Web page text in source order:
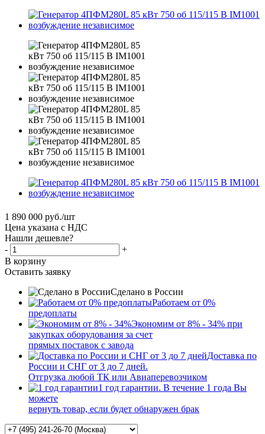
1 890 000 руб./шт
Цена указана с НДС
Нашли дешевле?
-
+
В корзину
Оставить заявку
Сделано в России
Работаем от 0%
предоплаты
Экономим от 8% - 34% при
закупках оборудования за счет
прямых поставок с завода
Доставка по
России и СНГ от 3 до 7 дней.
Отгрузка любой ТК или Авиаперевозчиком
1 год гарантии. В течение 1 года Вы
можете
вернуть товар, если будет обнаружен брак